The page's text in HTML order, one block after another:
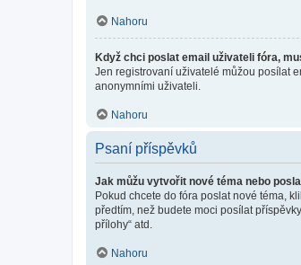
Nahoru
Když chci poslat email uživateli fóra,
Jen registrovaní uživatelé můžou posílat
anonymními uživateli.
Nahoru
Psaní příspěvků
Jak můžu vytvořit nové téma nebo
Pokud chcete do fóra poslat nové téma,
předtím, než budete moci posílat
přílohy“ atd.
Nahoru